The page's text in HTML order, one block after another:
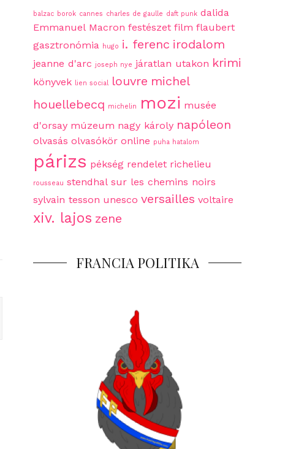
balzac borok cannes charles de gaulle daft punk dalida
Emmanuel Macron festészet film flaubert
gasztronómia
hugo i. ferenc irodalom
jeanne d'arc joseph nye járatlan utakon krimi
könyvek lien social louvre michel
houellebecq michelin mozi musée
d'orsay múzeum nagy károly napóleon
olvasás olvasókör online puha hatalom
párizs pékség rendelet richelieu
rousseau stendhal sur les chemins noirs
sylvain tesson unesco versailles voltaire
xiv. lajos zene
FRANCIA POLITIKA